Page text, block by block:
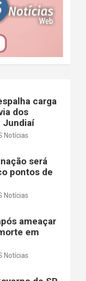
carga
dos
Jundiaí
Notícias
será
pontos de
Notícias
ameaçar
em
Notícias